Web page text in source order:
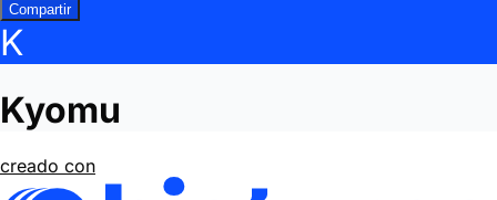
Compartir
K
Kyomu
creado con